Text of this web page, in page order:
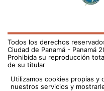
Todos los derechos
Ciudad de Panamá - Panamá
Prohibida su reproducción
de su titular
Utilizamos cookies propias y
nuestros servicios y